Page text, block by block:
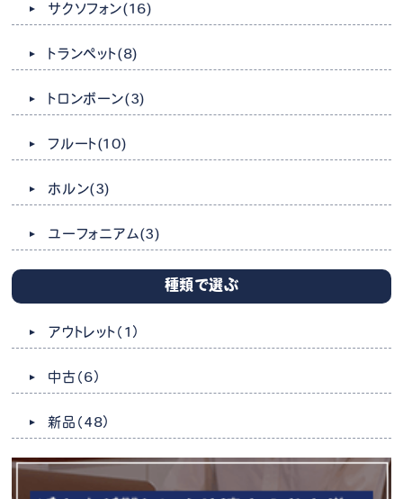
サクソフォン(16)
トランペット(8)
トロンボーン(3)
フルート(10)
ホルン(3)
ユーフォニアム (3)
種類で選ぶ
アウトレット （1）
中古 （6）
新品 （48）